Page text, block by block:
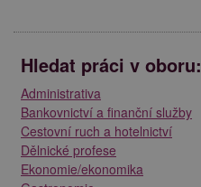
Hledat práci v oboru:
Administrativa
Bankovnictví a finanční služby
Cestovní ruch a hotelnictví
Dělnické profese
Ekonomie/ekonomika